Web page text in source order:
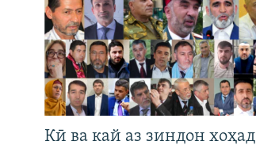
Кӣ ва кай аз зиндон хоҳад